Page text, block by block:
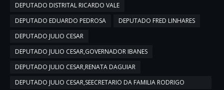
DEPUTADO DISTRITAL RICARDO VALE
DEPUTADO EDUARDO PEDROSA
DEPUTADO FRED LINHARES
DEPUTADO JULIO CESAR
DEPUTADO JULIO CESAR,GOVERNADOR IBANES
DEPUTADO JULIO CESAR,RENATA DAGUIAR
DEPUTADO JULIO CESAR,SEECRETARIO DA FAMILIA RODRIGO